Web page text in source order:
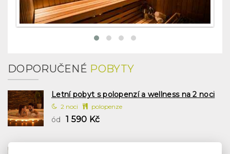
DOPORUČENÉ POBYTY
Letní pobyt s polopenzí a wellness na 2 noci
2 noci polopenze
ód 1 590 Kč